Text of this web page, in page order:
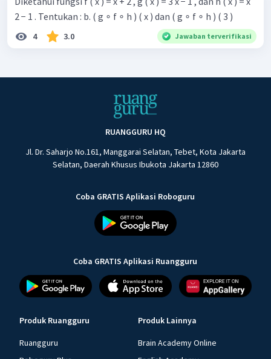
2 − 1 . Tentukan : b. ( g ∘ f ∘ h ) ( x ) dan ( g ∘ f ∘ h ) ( 3 )
4 3.0 Jawaban terverifikasi
RUANGGURU HQ
Jl. Dr. Saharjo No.161, Manggarai Selatan, Tebet, Kota Jakarta
Selatan, Daerah Khusus Ibukota Jakarta 12860
Coba GRATIS Aplikasi Roboguru
Coba GRATIS Aplikasi Ruangguru
Produk Ruangguru
Ruangguru
Produk Lainnya
Brain Academy Online